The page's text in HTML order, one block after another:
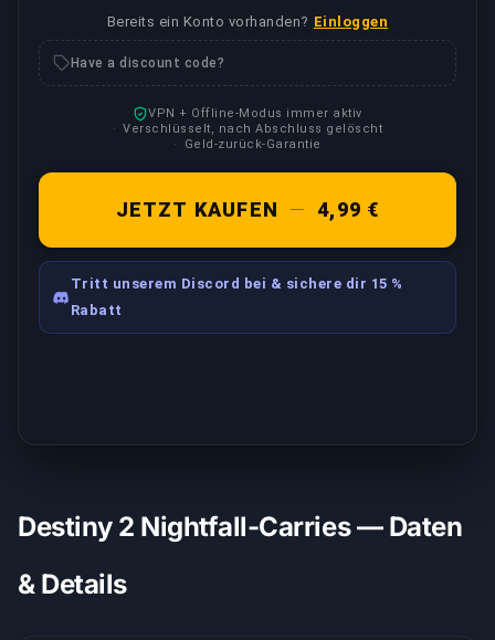
Bereits ein Konto vorhanden? Einloggen
Have a discount code?
VPN + Offline-Modus immer aktiv
Verschlüsselt, nach Abschluss gelöscht
Geld-zurück-Garantie
JETZT KAUFEN — 4,99 €
Tritt unserem Discord bei & sichere dir 15 %
Rabatt
Destiny 2 Nightfall-Carries — Daten
& Details